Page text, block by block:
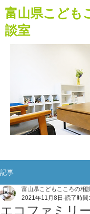
富山県こども
談室
記事
エコファミリ
富山県こどもこころの相
2021年11月8日 読了時間